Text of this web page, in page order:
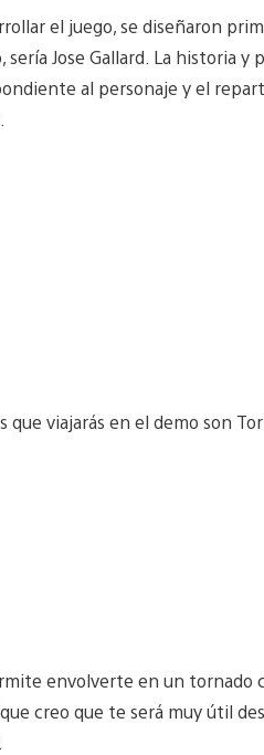
el juego, se diseñaron
Jose Gallard. La historia
al personaje y el
que viajarás en el demo son
envolverte en un tornado
creo que te será muy útil